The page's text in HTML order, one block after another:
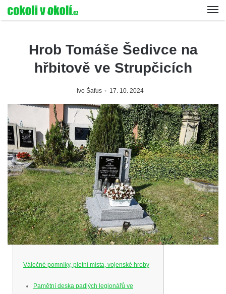
Hrob Tomáše Šedivce na
hřbitově ve Strupčicích
Ivo Šafus 17. 10. 2024
Válečné pomníky, pietní místa, vojenské hroby
Pamětní deska padlých legionářů ve